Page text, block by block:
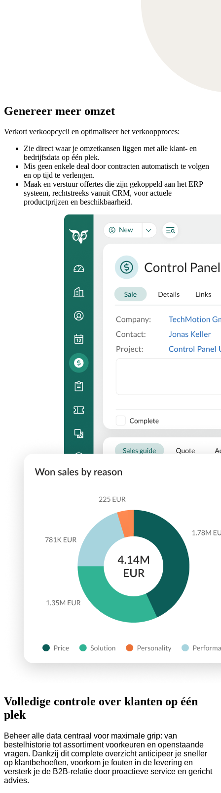
Genereer meer omzet
Verkort verkoopcycli en optimaliseer het verkoopproces:
Zie direct waar je omzetkansen liggen met alle klant- en
bedrijfsdata op één plek.
Mis geen enkele deal door contracten automatisch te volgen
en op tijd te verlengen.
Maak en verstuur offertes die zijn gekoppeld aan het ERP
systeem, rechtstreeks vanuit CRM, voor actuele
productprijzen en beschikbaarheid.
Volledige controle over klanten op één
plek
Beheer alle data centraal voor maximale grip: van
bestelhistorie tot assortiment voorkeuren en openstaande
vragen. Dankzij dit complete overzicht anticipeer je sneller
op klantbehoeften, voorkom je fouten in de levering en
versterk je de B2B-relatie door proactieve service en gericht
advies.